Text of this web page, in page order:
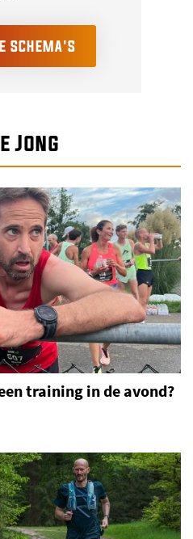
SCHEMA'S
Jong
training in de avond?